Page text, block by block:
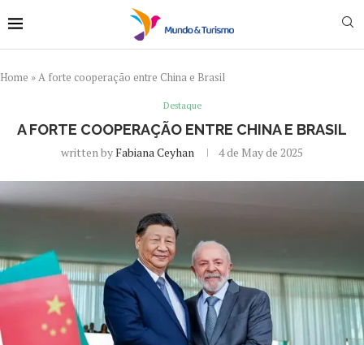
Home »A forte cooperação entre China e Brasil
Destaque
A FORTE COOPERAÇÃO ENTRE CHINA E BRASIL
written byFabiana Ceyhan 4 de May de 2025